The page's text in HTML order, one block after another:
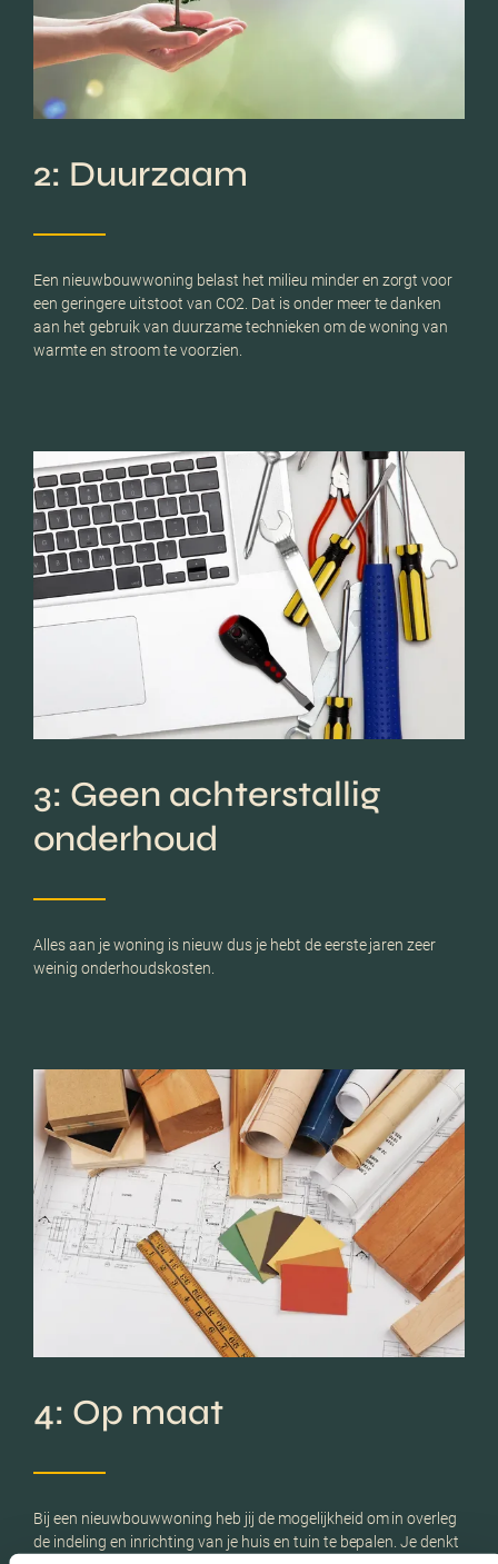
2: Duurzaam
Een nieuwbouwwoning belast het milieu minder en zorgt voor
een geringere uitstoot van CO2. Dat is onder meer te danken
aan het gebruik van duurzame technieken om de woning van
warmte en stroom te voorzien.
3: Geen achterstallig
onderhoud
Alles aan je woning is nieuw dus je hebt de eerste jaren zeer
weinig onderhoudskosten.
4: Op maat
Bij een nieuwbouwwoning heb jij de mogelijkheid om in overleg
de indeling en inrichting van je huis en tuin te bepalen. Je denkt